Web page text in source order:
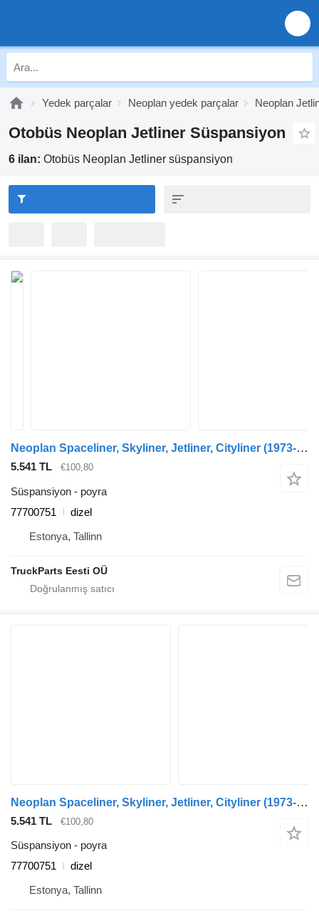
Yedek parçalar Neoplan yedek parçalar Neoplan
Otobüs Neoplan Jetliner Süspansiyon
6 ilan: Otobüs Neoplan Jetliner süspansiyon
Neoplan Spaceliner, Skyliner, Jetliner, Cityliner (1973-) otobüs için ZF cityliner n1216 hd (01.73-) 77700751 poyra
5.541 TL €100,80
Süspansiyon - poyra
77700751
dizel
Estonya, Tallinn
TruckParts Eesti OÜ
Neoplan Spaceliner, Skyliner, Jetliner, Cityliner (1973-) otobüs için ZF cityliner n1216 hd (01.73-) 77700751 poyra
5.541 TL €100,80
Süspansiyon - poyra
77700751
dizel
Estonya, Tallinn